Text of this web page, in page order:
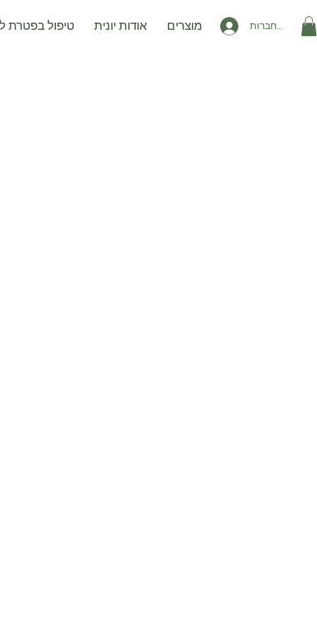
מוצרים אודות יונית טיפול בפטרת להתחברות